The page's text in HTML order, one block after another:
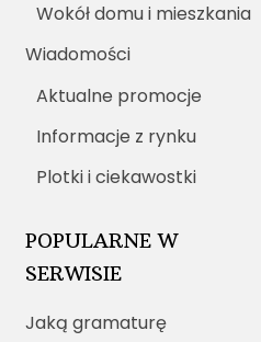
Wokół domu i mieszkania
Wiadomości
Aktualne promocje
Informacje z rynku
Plotki i ciekawostki
POPULARNE W
SERWISIE
Jaką gramaturę